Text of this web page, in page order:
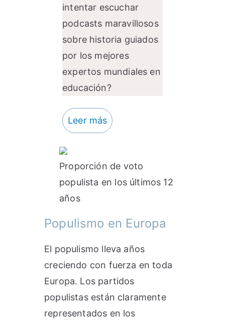
intentar escuchar
podcasts maravillosos
sobre historia guiados
por los mejores
expertos mundiales en
educación?
Leer más
Proporción de voto
populista en los últimos 12
años
Populismo en Europa
El populismo lleva años
creciendo con fuerza en toda
Europa. Los partidos
populistas están claramente
representados en los